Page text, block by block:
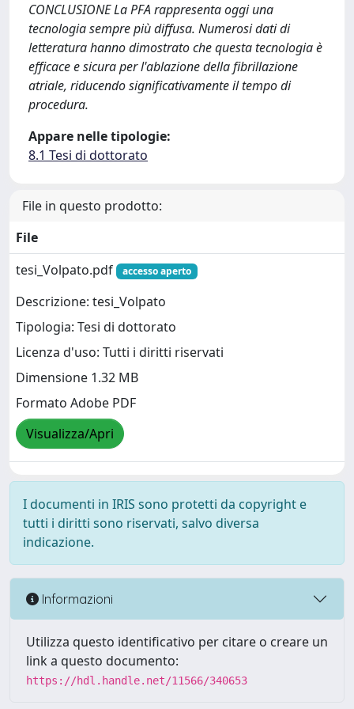
CONCLUSIONE La PFA rappresenta oggi una
tecnologia sempre più diffusa. Numerosi dati di
letteratura hanno dimostrato che questa tecnologia è
efficace e sicura per l'ablazione della fibrillazione
atriale, riducendo significativamente il tempo di
procedura.
Appare nelle tipologie:
8.1 Tesi di dottorato
File in questo prodotto:
File
tesi_Volpato.pdf
accesso aperto
Descrizione: tesi_Volpato
Tipologia: Tesi di dottorato
Licenza d'uso: Tutti i diritti riservati
Dimensione 1.32 MB
Formato Adobe PDF
Visualizza/Apri
I documenti in IRIS sono protetti da copyright e
tutti i diritti sono riservati, salvo diversa
indicazione.
Informazioni
Utilizza questo identificativo per citare o creare un
link a questo documento:
https://hdl.handle.net/11566/340653